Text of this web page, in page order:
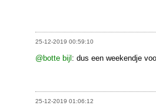
25-12-2019 00:59:10
@botte bijl: dus een weekendje
25-12-2019 01:06:12